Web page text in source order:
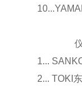
仪器
1...
2... TOKI